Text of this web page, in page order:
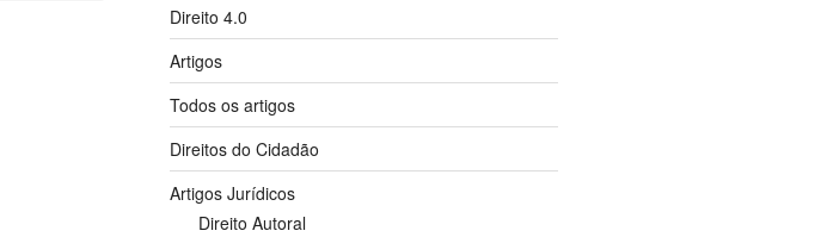
Direito 4.0
Artigos
Todos os artigos
Direitos do Cidadão
Artigos Jurídicos
Direito Autoral